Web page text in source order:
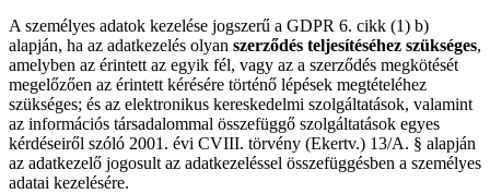
A személyes adatok kezelése jogszerű a GDPR 6. cikk (1) b)
alapján, ha az adatkezelés olyan szerződés teljesítéséhez szükséges,
amelyben az érintett az egyik fél, vagy az a szerződés megkötését
megelőzően az érintett kérésére történő lépések megtételéhez
szükséges; és az elektronikus kereskedelmi szolgáltatások, valamint
az információs társadalommal összefüggő szolgáltatások egyes
kérdéseiről szóló 2001. évi CVIII. törvény (Ekertv.) 13/A. § alapján
az adatkezelő jogosult az adatkezeléssel összefüggésben a személyes
adatai kezelésére.